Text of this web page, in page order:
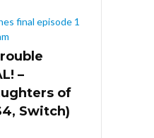
–
of
Switch)